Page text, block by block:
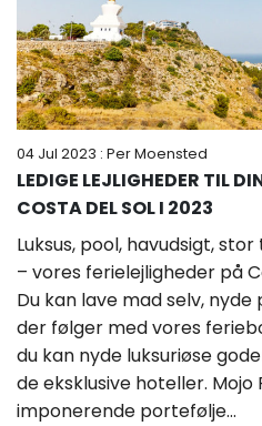
04 Jul 2023 : Per Moensted
LEDIGE LEJLIGHEDER TIL
COSTA DEL SOL I 2023
Luksus, pool, havudsigt,
– vores ferielejligheder på
Du kan lave mad selv,
der følger med vores
du kan nyde luksuriøse
de eksklusive hoteller.
imponerende portefølje...